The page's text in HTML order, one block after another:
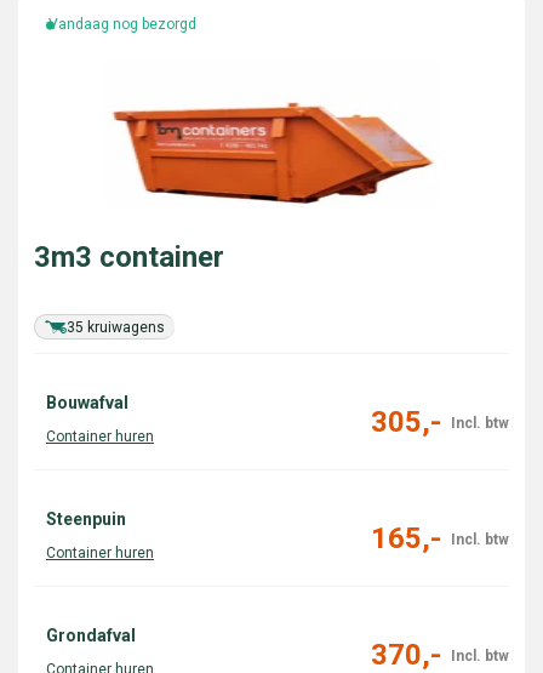
Vandaag nog bezorgd
35 kruiwagens
3m3 container
Bouwafval
305,-
Steenpuin
165,-
Grondafval
370,-